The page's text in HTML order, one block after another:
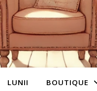
LUNII BOUTIQUE